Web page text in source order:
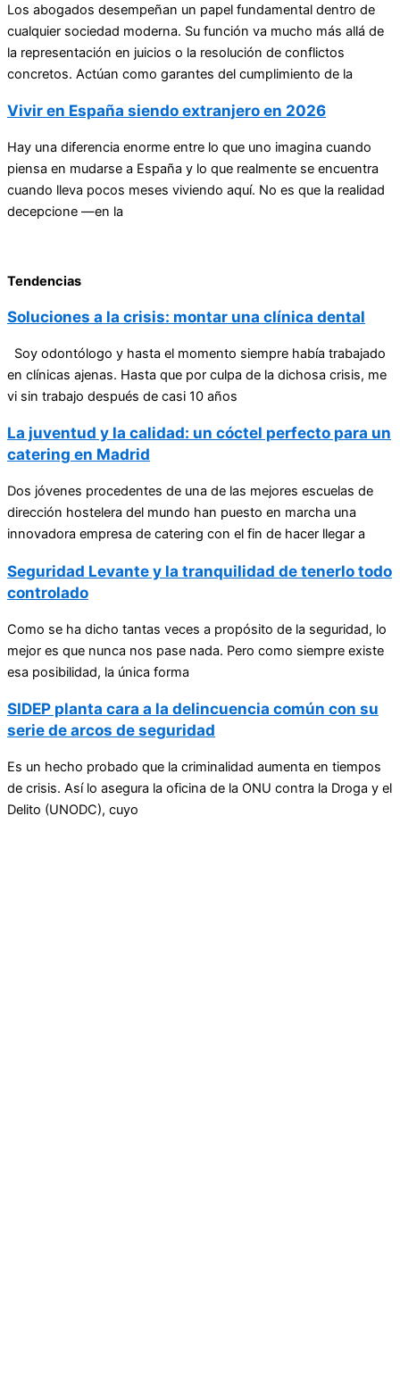
Los abogados desempeñan un papel fundamental dentro de
cualquier sociedad moderna. Su función va mucho más allá de
la representación en juicios o la resolución de conflictos
concretos. Actúan como garantes del cumplimiento de la
Vivir en España siendo extranjero en 2026
Hay una diferencia enorme entre lo que uno imagina cuando
piensa en mudarse a España y lo que realmente se encuentra
cuando lleva pocos meses viviendo aquí. No es que la realidad
decepcione —en la
Tendencias
Soluciones a la crisis: montar una clínica dental
Soy odontólogo y hasta el momento siempre había trabajado
en clínicas ajenas. Hasta que por culpa de la dichosa crisis, me
vi sin trabajo después de casi 10 años
La juventud y la calidad: un cóctel perfecto para un
catering en Madrid
Dos jóvenes procedentes de una de las mejores escuelas de
dirección hostelera del mundo han puesto en marcha una
innovadora empresa de catering con el fin de hacer llegar a
Seguridad Levante y la tranquilidad de tenerlo todo
controlado
Como se ha dicho tantas veces a propósito de la seguridad, lo
mejor es que nunca nos pase nada. Pero como siempre existe
esa posibilidad, la única forma
SIDEP planta cara a la delincuencia común con su
serie de arcos de seguridad
Es un hecho probado que la criminalidad aumenta en tiempos
de crisis. Así lo asegura la oficina de la ONU contra la Droga y el
Delito (UNODC), cuyo